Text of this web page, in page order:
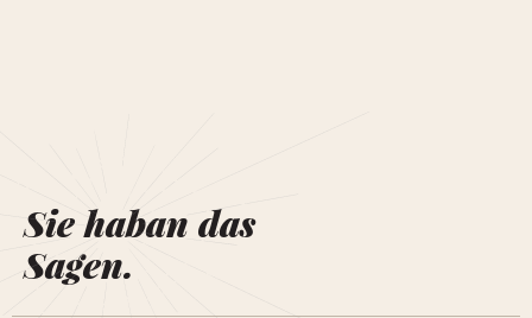
Sie haban das
Sagen.